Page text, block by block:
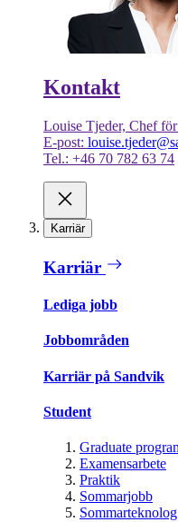
Kontakt
Louise Tjeder, Chef
E-post:
Tel.: +46 70 782 63 74
Karriär
Karriär
Lediga jobb
Jobbområden
Karriär på Sandvik
Student
Graduate
Examensarbete
Praktik
Sommarjobb
Sommarteknolog